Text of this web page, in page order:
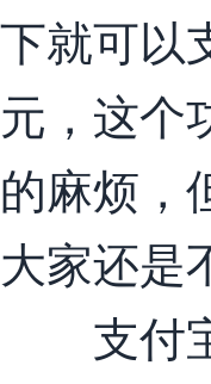
下就可以
元，这个
的麻烦，
大家还是
支付宝